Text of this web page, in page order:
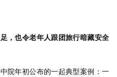
，也令老年人跟团旅行暗藏安全
院年初公布的一起典型案例：一